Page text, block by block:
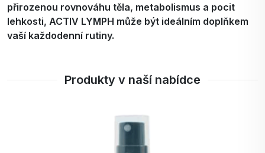
přirozenou rovnováhu těla, metabolismus a pocit
lehkosti, ACTIV LYMPH může být ideálním doplňkem
vaší každodenní rutiny.
Produkty v naší nabídce